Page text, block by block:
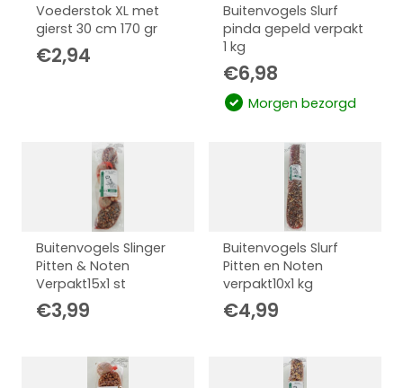
Voederstok XL met
gierst 30 cm 170 gr
€2,94
Buitenvogels Slurf
pinda gepeld verpakt
1 kg
€6,98
Morgen bezorgd
Buitenvogels Slinger
Pitten & Noten
Verpakt15x1 st
€3,99
Buitenvogels Slurf
Pitten en Noten
verpakt10x1 kg
€4,99